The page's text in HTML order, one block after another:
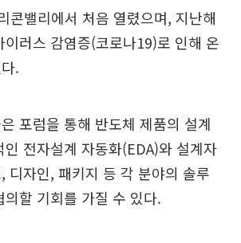
콘밸리에서 처음 열렸으며, 지난해
이러스 감염증(코로나19)로 인해 온
.
포럼을 통해 반도체 제품의 설계
인 전자설계 자동화(EDA)와 설계자
디자인, 패키지 등 각 분야의 솔루
의할 기회를 가질 수 있다.